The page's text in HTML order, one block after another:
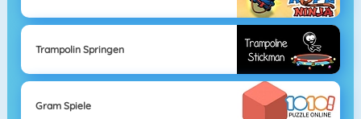
Trampolin Springen
Gram Spiele